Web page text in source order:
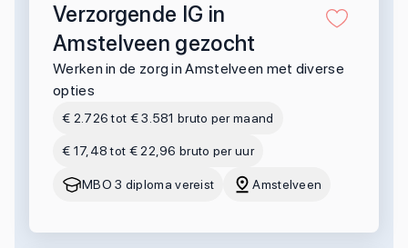
Verzorgende IG in
Amstelveen gezocht
Werken in de zorg in Amstelveen met diverse
opties
€ 2.726 tot € 3.581 bruto per maand
€ 17,48 tot € 22,96 bruto per uur
MBO 3 diploma vereist Amstelveen